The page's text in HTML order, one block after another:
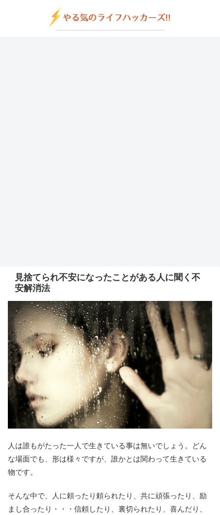
見捨てられ不安になったことがある人に聞く不
安解消法
人は誰もがたった一人で生きている事は無いでしょう。どん
な場面でも、形は様々ですが、誰かとは関わって生きている
物です。
そんな中で、人に頼ったり頼られたり、共に頑張ったり、励
まし合ったり・・・信頼したり、裏切られたり、喜んだり、